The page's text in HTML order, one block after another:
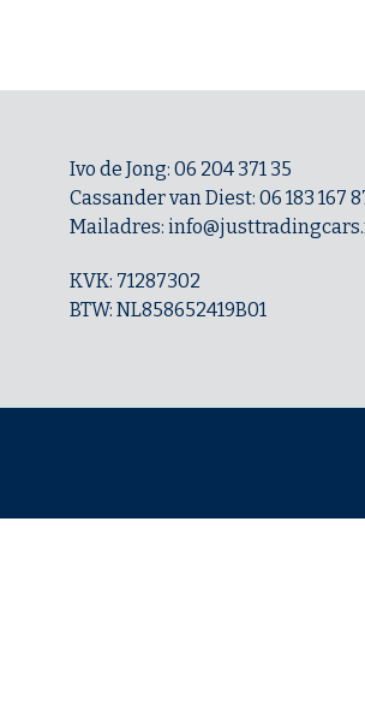
Ivo de Jong: 06 204 371 35
Cassander van Diest: 06 183 167
Mailadres:
KVK: 71287302
BTW: NL858652419B01